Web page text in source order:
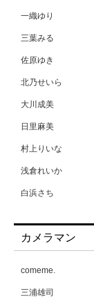
一織ゆり
三葉みる
佐原ゆき
北乃せいら
大川成美
日里麻美
村上りいな
浅倉れいか
白浜さち
能美真奈
カメラマン
comeme.
三浦雄司